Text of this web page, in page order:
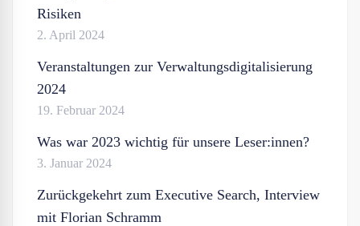
Risiken
2. April 2024
Veranstaltungen zur Verwaltungsdigitalisierung
2024
19. Februar 2024
Was war 2023 wichtig für unsere Leser:innen?
3. Januar 2024
Zurückgekehrt zum Executive Search, Interview
mit Florian Schramm